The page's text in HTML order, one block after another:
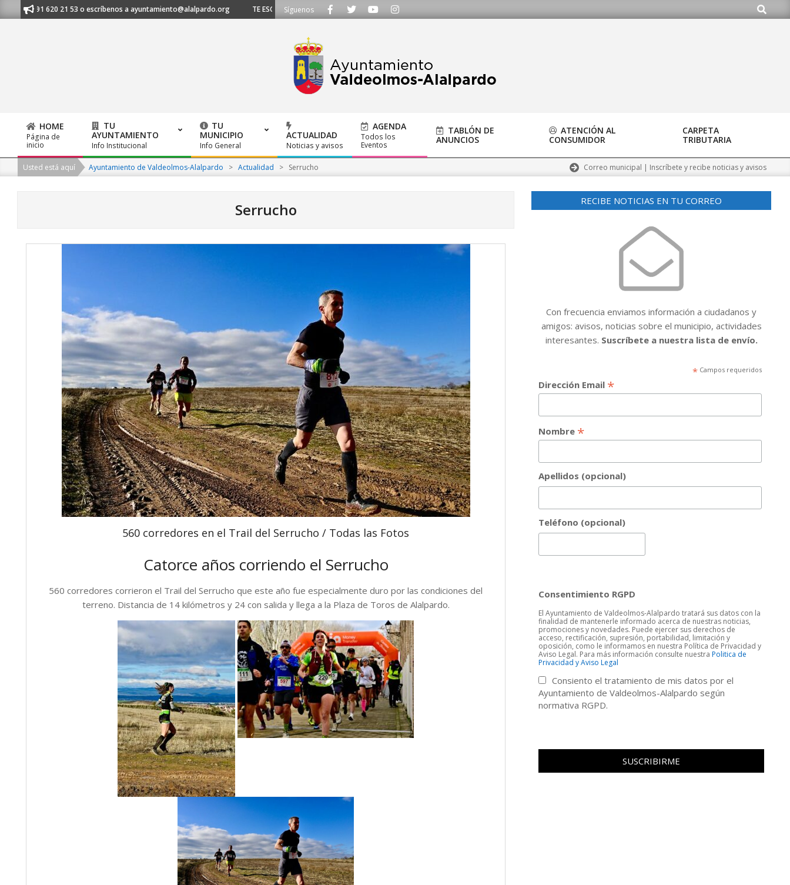
to
al 91 620 21 53 o escríbenos a ayuntamiento@alalpardo.org TE ESCUCHAMOS - Llámanos al 91 620 21 53 o escríbenos a ayuntamiento@alalpardo.org
Síguenos Buscar
Primary
Navigation
Menu
HOME
Página de
inicio
TU
AYUNTAMIENTO
Info Institucional
TU
MUNICIPIO
Info General
ACTUALIDAD
Noticias y avisos
AGENDA
Todos los
Eventos
TABLÓN DE
ANUNCIOS
ATENCIÓN AL
CONSUMIDOR
CARPETA
TRIBUTARIA
Usted está aquí Ayuntamiento de Valdeolmos-Alalpardo > Actualidad > Serrucho Correo municipal | Inscríbete y recibe noticias y avisos
Serrucho
560 corredores en el Trail del Serrucho / Todas las Fotos
Catorce años corriendo el Serrucho
560 corredores corrieron el Trail del Serrucho que este año fue especialmente duro por las condiciones del
terreno. Distancia de 14 kilómetros y 24 con salida y llega a la Plaza de Toros de Alalpardo.
RECIBE NOTICIAS EN TU CORREO
Con frecuencia enviamos información a ciudadanos y
amigos: avisos, noticias sobre el municipio, actividades
interesantes. Suscríbete a nuestra lista de envío.
* Campos requeridos
Dirección Email *
Nombre *
Apellidos (opcional)
Teléfono (opcional)
Consentimiento RGPD
El Ayuntamiento de Valdeolmos-Alalpardo tratará sus datos con la
finalidad de mantenerle informado acerca de nuestras noticias,
promociones y novedades. Puede ejercer sus derechos de
acceso, rectificación, supresión, portabilidad, limitación y
oposición, como le informamos en nuestra Política de Privacidad y
Aviso Legal. Para más información consulte nuestraPolitica de
Privacidad y Aviso Legal
Consiento el tratamiento de mis datos por el
Ayuntamiento de Valdeolmos-Alalpardo según
normativa RGPD.